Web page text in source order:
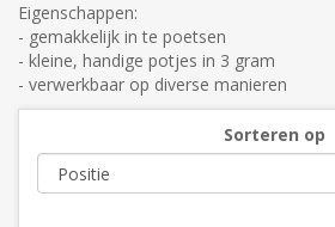
Eigenschappen:
- gemakkelijk in te poetsen
- kleine, handige potjes in 3 gram
- verwerkbaar op diverse manieren
Sorteren op